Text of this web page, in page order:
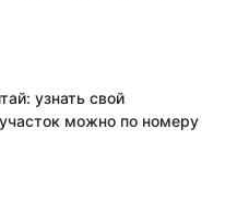
узнать свой
можно по номеру